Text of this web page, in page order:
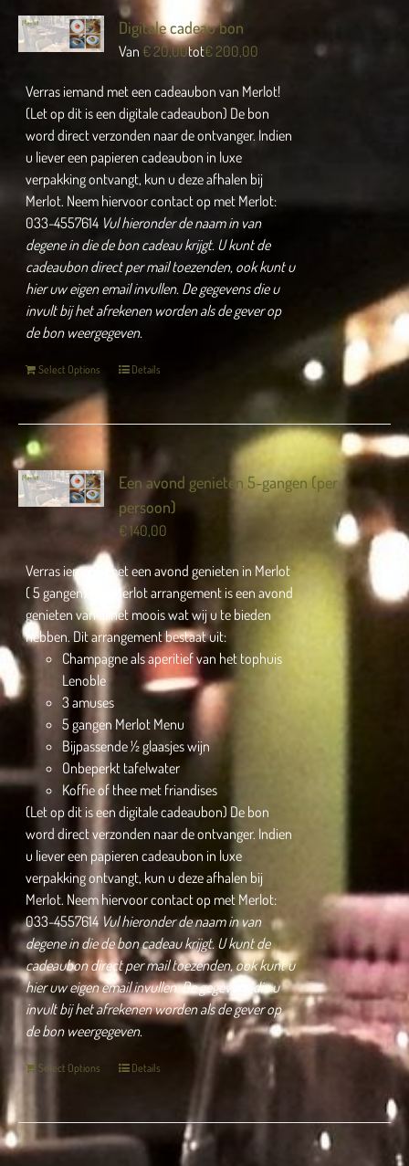
Digitale cadeau bon
Van €20,00tot€200,00
Verras iemand met een cadeaubon van Merlot!
(Let op dit is een digitale cadeaubon) De bon
word direct verzonden naar de ontvanger. Indien
u liever een papieren cadeaubon in luxe
verpakking ontvangt, kun u deze afhalen bij
Merlot. Neem hiervoor contact op met Merlot:
033-4557614 Vul hieronder de naam in van
degene in die de bon cadeau krijgt. U kunt de
cadeaubon direct per mail toezenden, ook kunt u
hier uw eigen email invullen. De gegevens die u
invult bij het afrekenen worden als de gever op
de bon weergegeven.
Select Options Details
Een avond genieten 5-gangen (per
persoon)
€140,00
Verras iemand met een avond genieten in Merlot
( 5 gangen) Het Merlot arrangement is een avond
genieten van al het moois wat wij u te bieden
hebben. Dit arrangement bestaat uit:
Champagne als aperitief van het tophuis
Lenoble
3 amuses
5 gangen Merlot Menu
Bijpassende ½ glaasjes wijn
Onbeperkt tafelwater
Koffie of thee met friandises
(Let op dit is een digitale cadeaubon) De bon
word direct verzonden naar de ontvanger. Indien
u liever een papieren cadeaubon in luxe
verpakking ontvangt, kun u deze afhalen bij
Merlot. Neem hiervoor contact op met Merlot:
033-4557614 Vul hieronder de naam in van
degene in die de bon cadeau krijgt.U kunt de
cadeaubon direct per mail toezenden, ook kunt u
hier uw eigen email invullen.De gegevens die u
invult bij het afrekenen worden als de gever op
de bon weergegeven.
Select Options Details